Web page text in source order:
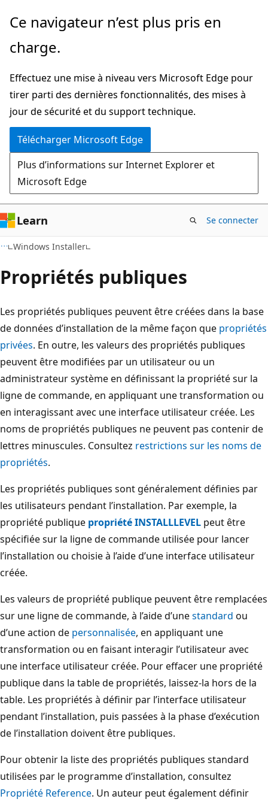
Passer
directement
au
principal
Ce navigateur n’est plus pris en
charge.
Effectuez une mise à niveau vers Microsoft Edge pour
tirer parti des dernières fonctionnalités, des mises à
jour de sécurité et du support technique.
Télécharger Microsoft Edge
Plus d’informations sur Internet Explorer et
Microsoft Edge
Learn Se connecter
Windows Installer
Propriétés publiques
Les propriétés publiques peuvent être créées dans la base
de données d’installation de la même façon que propriétés
privées. En outre, les valeurs des propriétés publiques
peuvent être modifiées par un utilisateur ou un
administrateur système en définissant la propriété sur la
ligne de commande, en appliquant une transformation ou
en interagissant avec une interface utilisateur créée. Les
noms de propriétés publiques ne peuvent pas contenir de
lettres minuscules. Consultez restrictions sur les noms de
propriétés.
Les propriétés publiques sont généralement définies par
les utilisateurs pendant l’installation. Par exemple, la
propriété publique propriété INSTALLLEVEL peut être
spécifiée sur la ligne de commande utilisée pour lancer
l’installation ou choisie à l’aide d’une interface utilisateur
créée.
Les valeurs de propriété publique peuvent être remplacées
sur une ligne de commande, à l’aide d’unestandard ou
d’une action de personnalisée, en appliquant une
transformation ou en faisant interagir l’utilisateur avec
une interface utilisateur créée. Pour effacer une propriété
publique dans la table de propriétés, laissez-la hors de la
table. Les propriétés à définir par l’interface utilisateur
pendant l’installation, puis passées à la phase d’exécution
de l’installation doivent être publiques.
Pour obtenir la liste des propriétés publiques standard
utilisées par le programme d’installation, consultez
Propriété Reference. Un auteur peut également définir